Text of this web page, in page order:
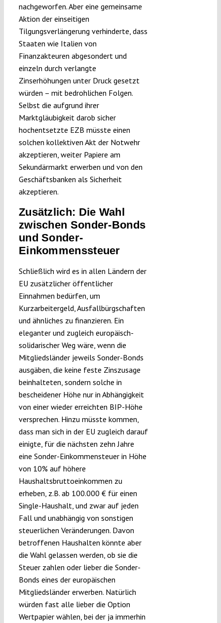
nachgeworfen. Aber eine gemeinsame
Aktion der einseitigen
Tilgungsverlängerung verhinderte, dass
Staaten wie Italien von
Finanzakteuren abgesondert und
einzeln durch verlangte
Zinserhöhungen unter Druck gesetzt
würden – mit bedrohlichen Folgen.
Selbst die aufgrund ihrer
Marktgläubigkeit darob sicher
hochentsetzte EZB müsste einen
solchen kollektiven Akt der Notwehr
akzeptieren, weiter Papiere am
Sekundärmarkt erwerben und von den
Geschäftsbanken als Sicherheit
akzeptieren.
Zusätzlich: Die Wahl
zwischen Sonder-Bonds
und Sonder-
Einkommenssteuer
Schließlich wird es in allen Ländern der
EU zusätzlicher öffentlicher
Einnahmen bedürfen, um
Kurzarbeitergeld, Ausfallbürgschaften
und ähnliches zu finanzieren. Ein
eleganter und zugleich europäisch-
solidarischer Weg wäre, wenn die
Mitgliedsländer jeweils Sonder-Bonds
ausgäben, die keine feste Zinszusage
beinhalteten, sondern solche in
bescheidener Höhe nur in Abhängigkeit
von einer wieder erreichten BIP-Höhe
versprechen. Hinzu müsste kommen,
dass man sich in der EU zugleich darauf
einigte, für die nächsten zehn Jahre
eine Sonder-Einkommensteuer in Höhe
von 10% auf höhere
Haushaltsbruttoeinkommen zu
erheben, z.B. ab 100.000 € für einen
Single-Haushalt, und zwar auf jeden
Fall und unabhängig von sonstigen
steuerlichen Veränderungen. Davon
betroffenen Haushalten könnte aber
die Wahl gelassen werden, ob sie die
Steuer zahlen oder lieber die Sonder-
Bonds eines der europäischen
Mitgliedsländer erwerben. Natürlich
würden fast alle lieber die Option
Wertpapier wählen, bei der ja immerhin